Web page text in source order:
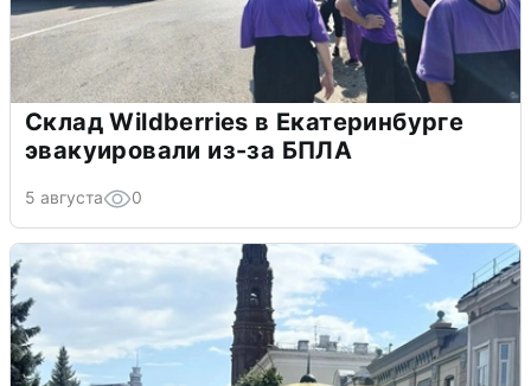
Склад Wildberries в Екатеринбурге
эвакуировали из-за БПЛА
5 августа 0